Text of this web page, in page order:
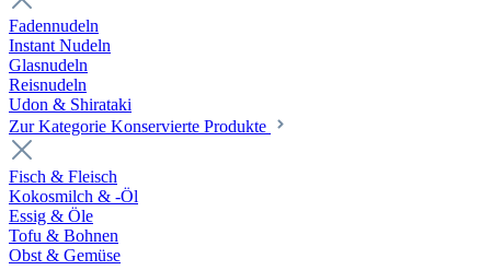
Fadennudeln
Instant Nudeln
Glasnudeln
Reisnudeln
Udon & Shirataki
Zur Kategorie Konservierte Produkte
Fisch & Fleisch
Kokosmilch & -Öl
Essig & Öle
Tofu & Bohnen
Obst & Gemüse